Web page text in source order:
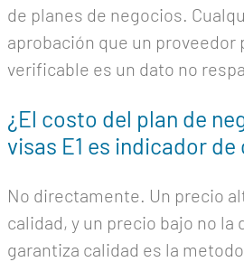
de planes de negocios.
aprobación que un
verificable es un dato no
¿El costo del plan de
visas E1 es indicador de
No directamente. Un precio
calidad, y un precio bajo no la
garantiza calidad es la